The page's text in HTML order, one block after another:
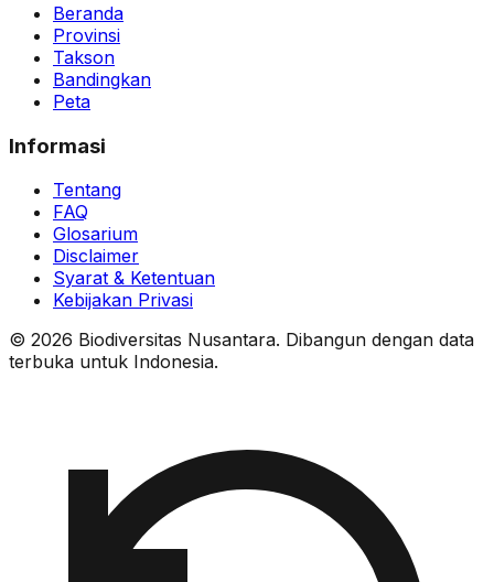
Beranda
Provinsi
Takson
Bandingkan
Peta
Informasi
Tentang
FAQ
Glosarium
Disclaimer
Syarat & Ketentuan
Kebijakan Privasi
© 2026 Biodiversitas Nusantara. Dibangun dengan data
terbuka untuk Indonesia.